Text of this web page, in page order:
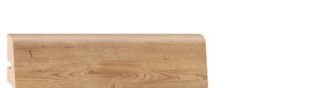
избранное сравнить